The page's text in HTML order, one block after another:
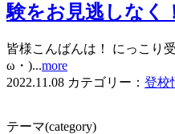
験をお見逃しなく
皆様こんばんは！ にっこり
ω・)...more
2022.11.08 カテゴリー： 登校
テーマ(category)